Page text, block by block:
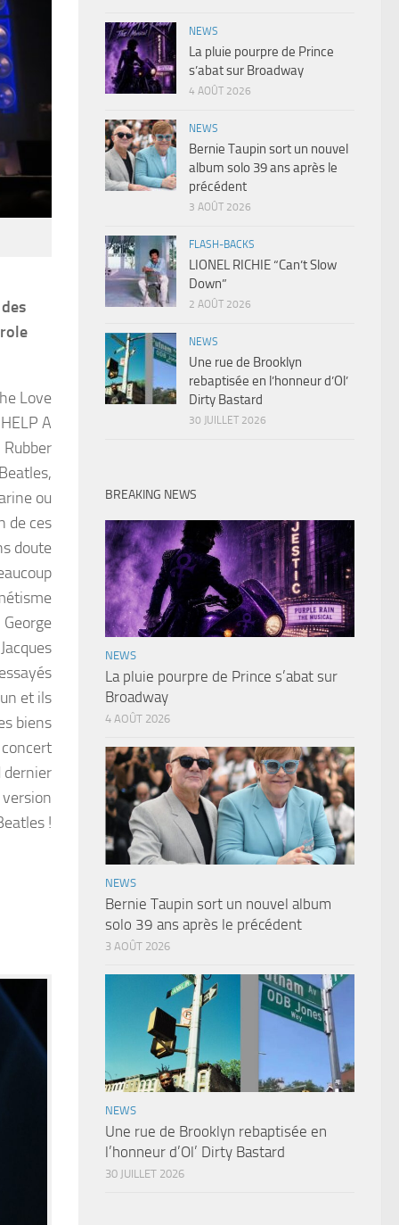
Love
A
ou
de ces
doute
et ils
biens
dernier
!
NEWS
La pluie pourpre de Prince
s’abat sur Broadway
4 AOÛT 2026
NEWS
Bernie Taupin sort un nouvel
album solo 39 ans après le
précédent
3 AOÛT 2026
FLASH-BACKS
LIONEL RICHIE “Can’t Slow
Down”
2 AOÛT 2026
NEWS
Une rue de Brooklyn
rebaptisée en l’honneur d’Ol’
Dirty Bastard
30 JUILLET 2026
BREAKING NEWS
NEWS
La pluie pourpre de Prince s’abat sur
Broadway
4 AOÛT 2026
NEWS
Bernie Taupin sort un nouvel album
solo 39 ans après le précédent
3 AOÛT 2026
NEWS
Une rue de Brooklyn rebaptisée en
l’honneur d’Ol’ Dirty Bastard
30 JUILLET 2026